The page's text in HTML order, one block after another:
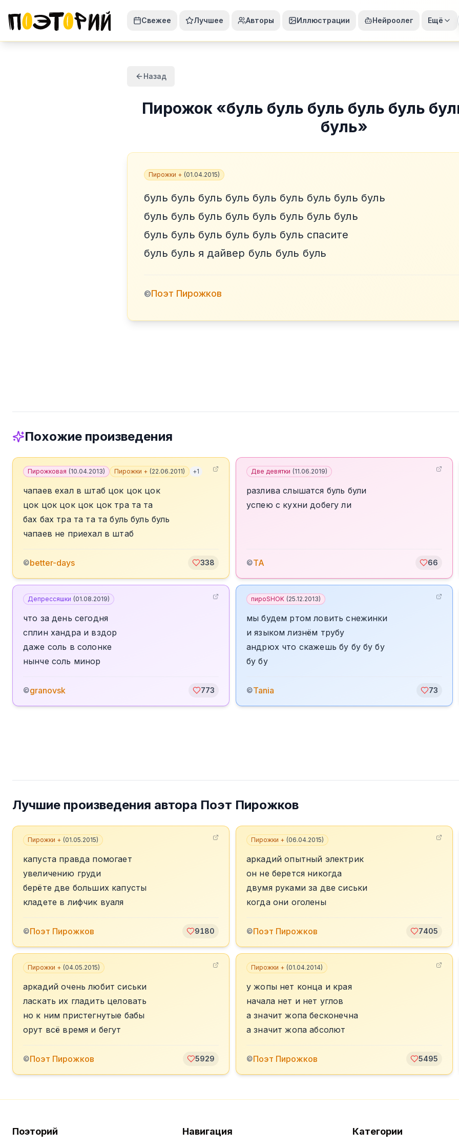
Свежее Лучшее Авторы Иллюстрации Нейроолег Ещё
Назад
Пирожок «буль буль буль буль буль
буль»
Пирожки + (01.04.2015)
буль буль буль буль буль буль буль буль буль
буль буль буль буль буль буль буль буль
буль буль буль буль буль буль спасите
буль буль я дайвер буль буль буль
©Поэт Пирожков
Похожие произведения
Пирожковая (10.04.2013) Пирожки + (22.06.2011) +1
чапаев ехал в штаб цок цок цок
цок цок цок цок цок тра та та
бах бах тра та та та буль буль буль
чапаев не приехал в штаб
©better-days 338
Две девятки (11.06.2019)
разлива слышатся буль були
успею с кухни добегу ли
©TA 66
Депрессяшки (01.08.2019)
что за день сегодня
сплин хандра и вздор
даже соль в солонке
нынче соль минор
©granovsk 773
пироSHOK (25.12.2013)
мы будем ртом ловить снежинки
и языком лизнём трубу
андрюх что скажешь бу бу бу бу
бу бу
©Tania 73
Лучшие произведения автора Поэт Пирожков
Пирожки + (01.05.2015)
капуста правда помогает
увеличению груди
берёте две больших капусты
кладете в лифчик вуаля
©Поэт Пирожков 9180
Пирожки + (06.04.2015)
аркадий опытный электрик
он не берется никогда
двумя руками за две сиськи
когда они оголены
©Поэт Пирожков 7405
Пирожки + (04.05.2015)
аркадий очень любит сиськи
ласкать их гладить целовать
но к ним пристегнутые бабы
орут всё время и бегут
©Поэт Пирожков 5929
Пирожки + (01.04.2014)
у жопы нет конца и края
начала нет и нет углов
а значит жопа бесконечна
а значит жопа абсолют
©Поэт Пирожков 5495
Поэторий Навигация Категории